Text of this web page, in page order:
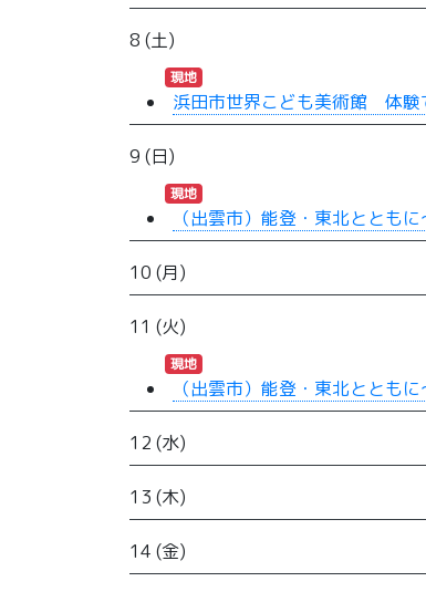
8 (土)
現地
浜田市世界こども美術館 体験
9 (日)
現地
（出雲市）能登・東北ととも
10 (月)
11 (火)
現地
（出雲市）能登・東北ととも
12 (水)
13 (木)
14 (金)